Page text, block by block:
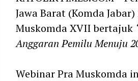
Jawa Barat (Komda
Muskomda XVII bertajuk
Anggaran Pemilu Menuju
Webinar Pra Muskomda